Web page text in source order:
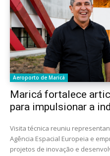
Aeroporto de Maricá
Maricá fortalece
para impulsionar a
Visita técnica reuniu
Agência Espacial Europeia e